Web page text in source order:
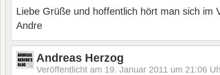
Liebe Grüße und hoffentlich hört man sich im
Andre
Andreas Herzog
Veröffentlicht am 19. Januar 2011 um 21:06